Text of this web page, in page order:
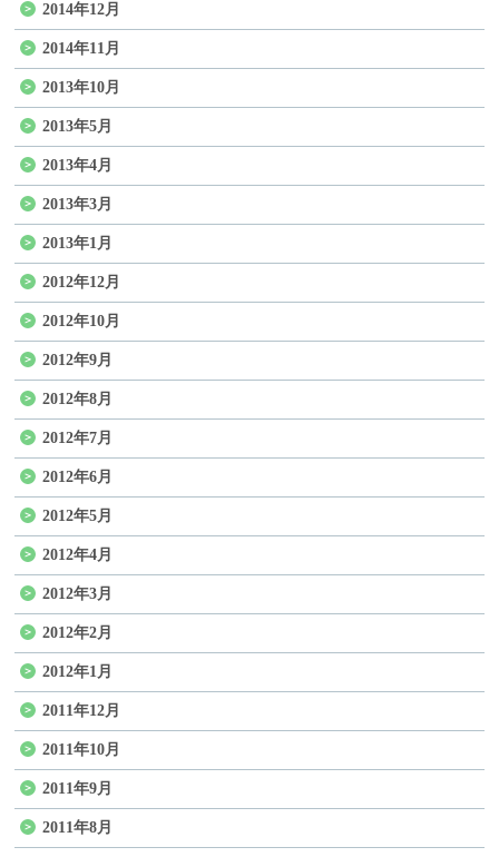
2014年12月
2014年11月
2013年10月
2013年5月
2013年4月
2013年3月
2013年1月
2012年12月
2012年10月
2012年9月
2012年8月
2012年7月
2012年6月
2012年5月
2012年4月
2012年3月
2012年2月
2012年1月
2011年12月
2011年10月
2011年9月
2011年8月